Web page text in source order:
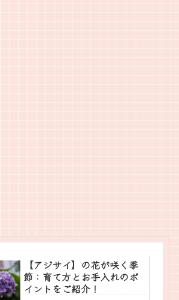
【アジサイ】の花が咲く季
節：育て方とお手入れのポ
イントをご紹介！